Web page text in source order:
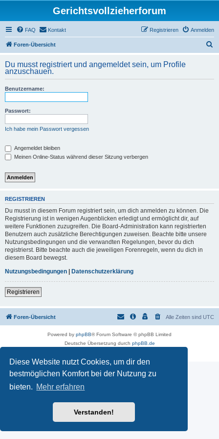
Diese Website nutzt Cookies, um dir den
bestmöglichen Komfort bei der Nutzung zu
bieten. Mehr erfahren
Verstanden!
Gerichtsvollzieherforum
FAQ Kontakt Anmelden
Registrieren
Foren-Übersicht
h
Du musst registriert und angemeldet sein, um Profile
anzuschauen.
Benutzername:
Passwort:
Ich habe mein Passwort vergessen
Angemeldet bleiben
Meinen Online-Status während dieser Sitzung verbergen
REGISTRIEREN
Du musst in diesem Forum registriert sein, um dich anmelden zu können. Die
Registrierung ist in wenigen Augenblicken erledigt und ermöglicht dir, auf
weitere Funktionen zuzugreifen. Die Board-Administration kann registrierten
Benutzern auch zusätzliche Berechtigungen zuweisen. Beachte bitte unsere
Nutzungsbedingungen und die verwandten Regelungen, bevor du dich
registrierst. Bitte beachte auch die jeweiligen Forenregeln, wenn du dich in
diesem Board bewegst.
Nutzungsbedingungen | Datenschutzerklärung
Registrieren
Foren-Übersicht Alle Zeiten sind UTC
Powered by phpBB® Forum Software © phpBB Limited
Deutsche Übersetzung durch phpBB.de